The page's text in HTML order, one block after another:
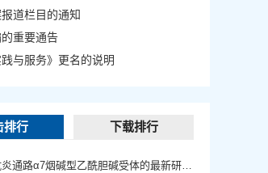
道栏目的通知
重要通告
践与服务》更名的说明
排行 下载排行
通路α7烟碱型乙酰胆碱受体的最新研究进展